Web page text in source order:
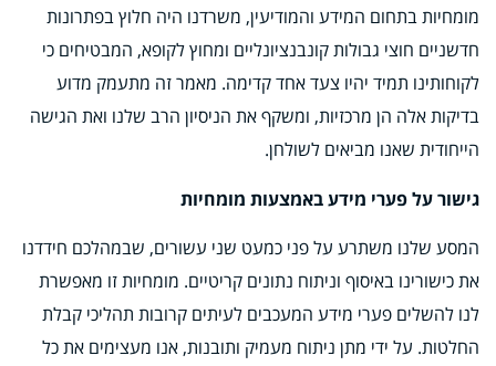
מומחיות בתחום המידע והמודיעין, משרדנו היה חלוץ בפתרונות
חדשניים חוצי גבולות קונבנציונליים ומחוץ לקופא, המבטיחים כי
לקוחותינו תמיד יהיו צעד אחד קדימה. מאמר זה מתעמק מדוע
בדיקות אלה הן מרכזיות, ומשקף את הניסיון הרב שלנו ואת הגישה
הייחודית שאנו מביאים לשולחן.
גישור על פערי מידע באמצעות מומחיות
המסע שלנו משתרע על פני כמעט שני עשורים, שבמהלכם חידדנו
את כישורינו באיסוף וניתוח נתונים קריטיים. מומחיות זו מאפשרת
לנו להשלים פערי מידע המעכבים לעיתים קרובות תהליכי קבלת
החלטות. על ידי מתן ניתוח מעמיק ותובנות, אנו מעצימים את כל